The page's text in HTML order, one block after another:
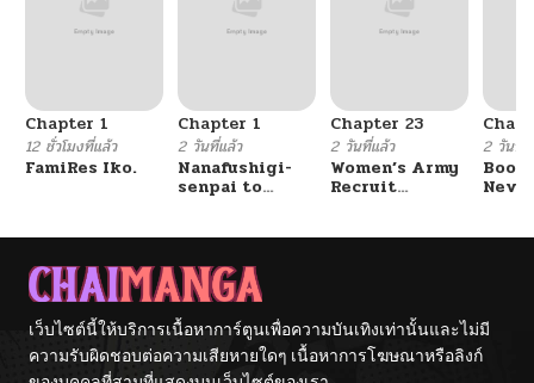
Chapter 1
12 ชั่วโมงที่แล้ว
FamiRes Iko.
Chapter 1
2 วันที่แล้ว
Nanafushigi-
senpai to
Chapter 23
2 วันที่แล้ว
Women’s Army
Recruit
2 วันที่แ
เว็บไซต์นี้ให้บริการเนื้อหาการ์ตูนเพื่อความบันเทิงเท่านั้นและไม่มี
ความรับผิดชอบต่อความเสียหายใดๆ เนื้อหาการโฆษณาหรือลิงก์